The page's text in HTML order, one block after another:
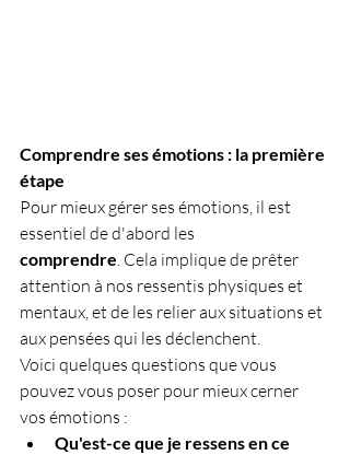
Comprendre ses émotions : la première
étape
Pour mieux gérer ses émotions, il est
essentiel de d'abord les
comprendre. Cela implique de prêter
attention à nos ressentis physiques et
mentaux, et de les relier aux situations et
aux pensées qui les déclenchent.
Voici quelques questions que vous
pouvez vous poser pour mieux cerner
vos émotions :
Qu'est-ce que je ressens en ce